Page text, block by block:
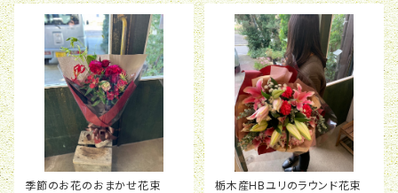
季節のお花のおまかせ花束 栃木産HBユリのラウンド花束